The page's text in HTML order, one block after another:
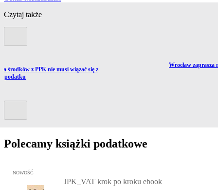
Czytaj także
do artykułu:
środków z PPK nie musi wiązać się z
podatku
Przejdź do
Wrocław
Polecamy książki podatkowe
Przejdź do: JPK_VAT krok po kroku ebook, Patrycja Kubiesa -
NOWOŚĆ
JPK_VAT krok po kroku ebook